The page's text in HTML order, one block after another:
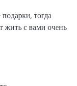
тогда
жить с вами очень